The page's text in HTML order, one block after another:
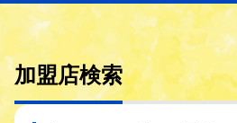
インターネット
固定電話
加盟店検索